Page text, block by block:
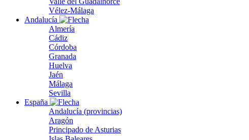
Vélez-Málaga
Andalucía
Almería
Cádiz
Córdoba
Granada
Huelva
Jaén
Málaga
Sevilla
España
Andalucía (provincias)
Aragón
Principado de Asturias